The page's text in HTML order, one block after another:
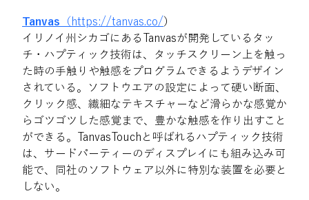
Tanvas （https://tanvas.co/）
イリノイ州シカゴにあるTanvasが開発しているタッ
チ・ハプティック技術は、タッチスクリーン上を触っ
た時の手触りや触感をプログラムできるようデザイン
されている。ソフトウエアの設定によって硬い断面、
クリック感、繊細なテキスチャーなど滑らかな感覚か
らゴツゴツした感覚まで、豊かな触感を作り出すこと
ができる。TanvasTouchと呼ばれるハプティック技術
は、サードパーティーのディスプレイにも組み込み可
能で、同社のソフトウェア以外に特別な装置を必要と
しない。